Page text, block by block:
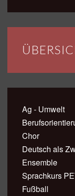
Ag - Umwelt
Chor
Deutsch als
Ensemble
Sprachkurs
Fußball